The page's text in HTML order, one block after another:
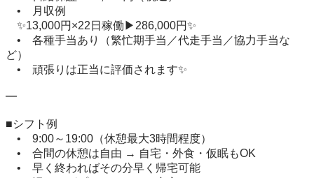
•　月収例
✨13,000円×22日稼働▶286,000円✨
•　各種手当あり（繁忙期手当／代走手当／協力手当な
ど）
•　頑張りは正当に評価されます✨
━
■シフト例
•　9:00～19:00（休憩最大3時間程度）
•　合間の休憩は自由 → 自宅・外食・仮眠もOK
•　早く終わればその分早く帰宅可能